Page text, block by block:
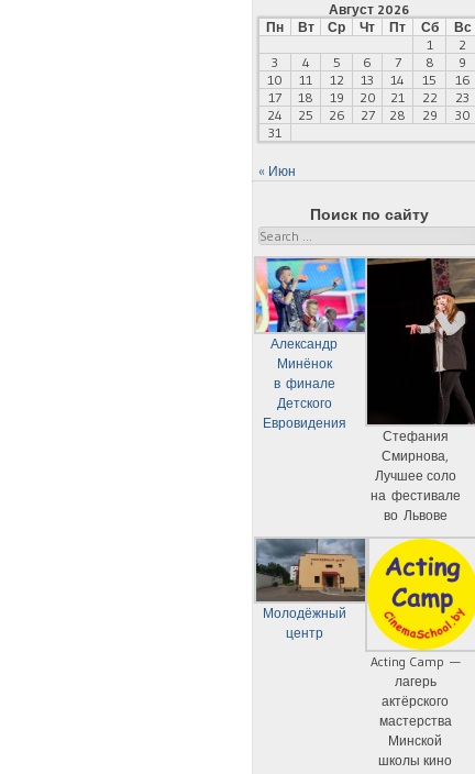
Август 2026
Пн
Вт Ср Чт Пт Сб
Вс
1
2
3
4 5 6 7 8
9
10
11 12 13 14 15
16
17
18 19 20 21 22
23
24
25 26 27 28 29
30
31
« Июн
Поиск по сайту
Search
Александр
Минёнок
в финале
Детского
Евровидения
Стефания
Смирнова,
Лучшее соло
на фестивале
во Львове
Молодёжный
центр
Acting Camp —
лагерь
актёрского
мастерства
Минской
школы кино